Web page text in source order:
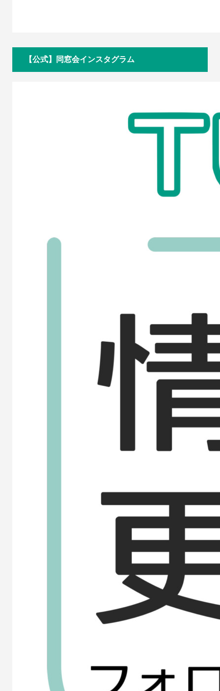
【公式】同窓会インスタグラム